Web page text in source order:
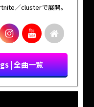
／clusterで展開。
| 全曲一覧